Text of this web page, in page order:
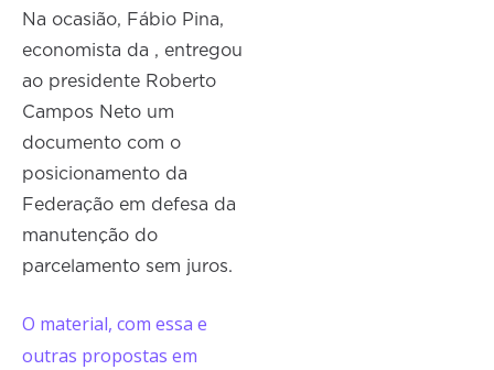
Na ocasião, Fábio Pina,
economista da , entregou
ao presidente Roberto
Campos Neto um
documento com o
posicionamento da
Federação em defesa da
manutenção do
parcelamento sem juros.
O material, com essa e
outras propostas em